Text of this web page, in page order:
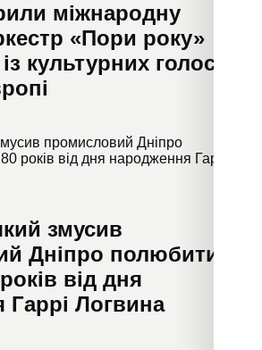
міжнародну
«Пори року»
культурних голосів
змусив
Дніпро полюбити
від дня
Логвина